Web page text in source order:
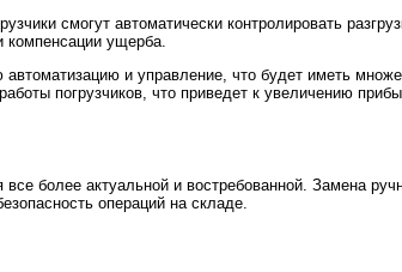
смогут автоматически контролировать
компенсации ущерба.
и управление, что будет иметь
погрузчиков, что приведет к увеличению
более актуальной и востребованной. Замена
операций на складе.